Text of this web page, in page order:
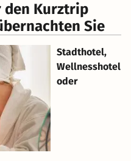
den Kurztrip
Sie
Stadthotel,
Wellnesshotel
oder